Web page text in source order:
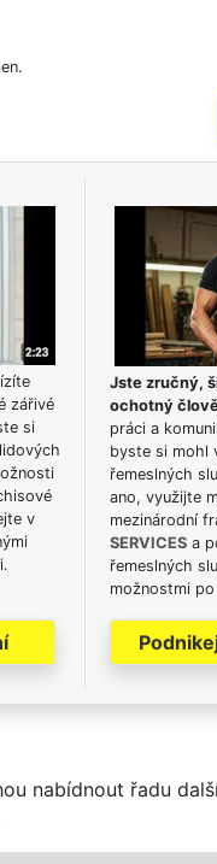
zářivé
si
v
Jste zručný,
ochotný
práci a
byste si mohl
řemeslných
ano, využijte
mezinárodní
SERVICES a
řemeslných
možnostmi
nabídnout řadu